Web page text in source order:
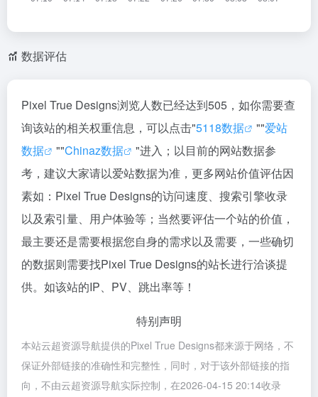
数据评估
Pixel True Designs浏览人数已经达到505，如你需要查
询该站的相关权重信息，可以点击"5118数据 ""爱站
数据
""Chinaz数据
"进入；以目前的网站数据参
考，建议大家请以爱站数据为准，更多网站价值评估因
素如：Pixel True Designs的访问速度、搜索引擎收录
以及索引量、用户体验等；当然要评估一个站的价值，
最主要还是需要根据您自身的需求以及需要，一些确切
的数据则需要找Pixel True Designs的站长进行洽谈提
供。如该站的IP、PV、跳出率等！
特别声明
本站云超资源导航提供的Pixel True Designs都来源于网络，不
保证外部链接的准确性和完整性，同时，对于该外部链接的指
向，不由云超资源导航实际控制，在2026-04-15 20:14收录